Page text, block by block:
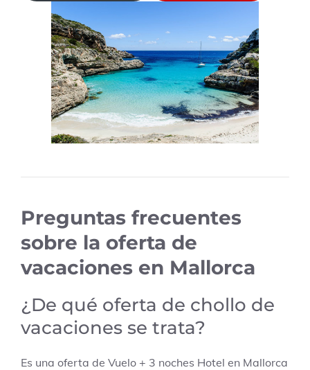
Preguntas frecuentes
sobre la oferta de
vacaciones en Mallorca
¿De qué oferta de chollo de
vacaciones se trata?
Es una oferta de Vuelo + 3 noches Hotel en Mallorca